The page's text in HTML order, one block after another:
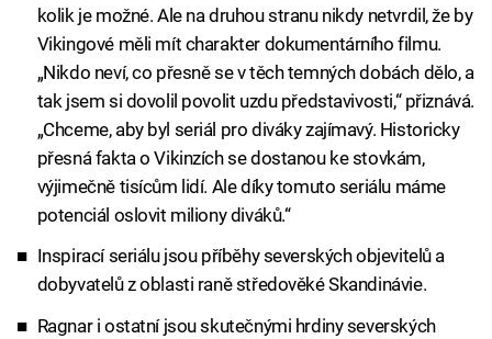
kolik je možné. Ale na druhou stranu nikdy netvrdil, že by
Vikingové měli mít charakter dokumentárního filmu.
„Nikdo neví, co přesně se v těch temných dobách dělo, a
tak jsem si dovolil povolit uzdu představivosti,“ přiznává.
„Chceme, aby byl seriál pro diváky zajímavý. Historicky
přesná fakta o Vikinzích se dostanou ke stovkám,
výjimečně tisícům lidí. Ale díky tomuto seriálu máme
potenciál oslovit miliony diváků.“
Inspirací seriálu jsou příběhy severských objevitelů a
dobyvatelů z oblasti raně středověké Skandinávie.
Ragnar i ostatní jsou skutečnými hrdiny severských